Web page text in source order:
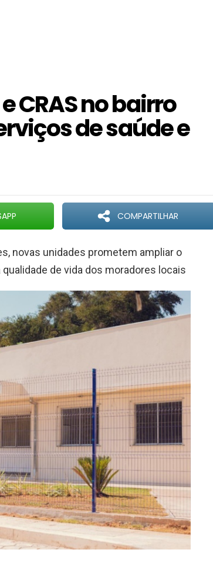
CRAS no bairro
de saúde e
COMPARTILHAR
novas unidades prometem ampliar o
de vida dos moradores locais